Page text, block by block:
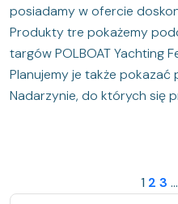
posiadamy w ofercie
Produkty tre pokażemy
targów POLBOAT Yachting
Planujemy je także
Nadarzynie, do których się
1 2 3 …